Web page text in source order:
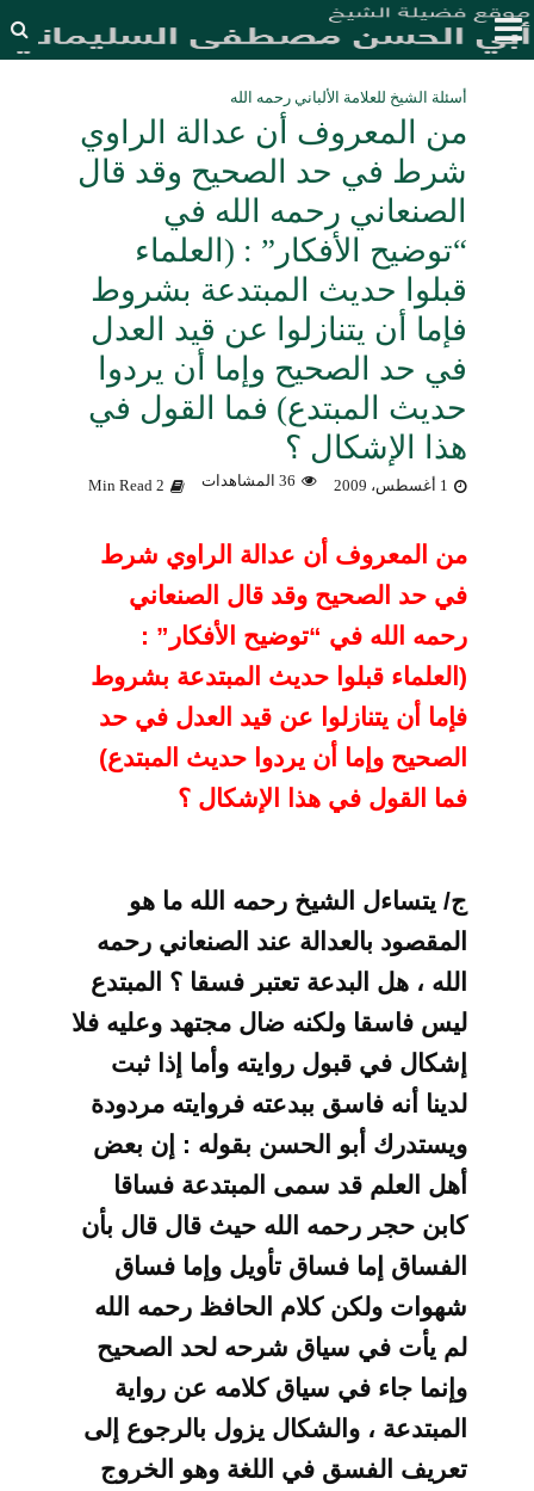
أسئلة الشيخ للعلامة الألباني رحمه الله
من المعروف أن عدالة الراوي
شرط في حد الصحيح وقد قال
الصنعاني رحمه الله في
“توضيح الأفكار” : (العلماء
قبلوا حديث المبتدعة بشروط
فإما أن يتنازلوا عن قيد العدل
في حد الصحيح وإما أن يردوا
حديث المبتدع) فما القول في
هذا الإشكال ؟
1 أغسطس، 2009 36 المشاهدات 2 Min Read
من المعروف أن عدالة الراوي شرط
في حد الصحيح وقد قال الصنعاني
رحمه الله في “توضيح الأفكار” :
(العلماء قبلوا حديث المبتدعة بشروط
فإما أن يتنازلوا عن قيد العدل في حد
الصحيح وإما أن يردوا حديث المبتدع)
فما القول في هذا الإشكال ؟
ج/ يتساءل الشيخ رحمه الله ما هو
المقصود بالعدالة عند الصنعاني رحمه
الله ، هل البدعة تعتبر فسقا ؟ المبتدع
ليس فاسقا ولكنه ضال مجتهد وعليه فلا
إشكال في قبول روايته وأما إذا ثبت
لدينا أنه فاسق ببدعته فروايته مردودة
ويستدرك أبو الحسن بقوله : إن بعض
أهل العلم قد سمى المبتدعة فساقا
كابن حجر رحمه الله حيث قال قال بأن
الفساق إما فساق تأويل وإما فساق
شهوات ولكن كلام الحافظ رحمه الله
لم يأت في سياق شرحه لحد الصحيح
وإنما جاء في سياق كلامه عن رواية
المبتدعة ، والشكال يزول بالرجوع إلى
تعريف الفسق في اللغة وهو الخروج